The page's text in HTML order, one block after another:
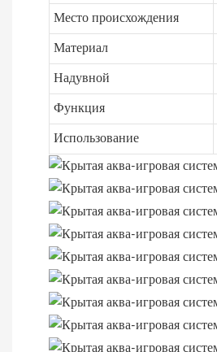
Место происхождения
Материал
Надувной
Функция
Использование